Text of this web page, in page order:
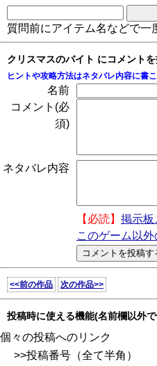
質問前にアイテム名などで一
クリスマスのバイト にコメント
ヒントや攻略方法はネタバレ内容に書
名前
コメント(必
須)
ネタバレ内容
【必読】 掲示板
このゲーム以
<<前の作品 次の作品>>
投稿時に使える機能(名前欄以外
個々の投稿へのリンク
>>投稿番号（全て半角）